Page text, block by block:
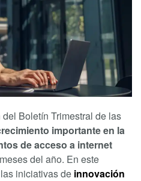
Boletín Trimestral de las
importante en la
de acceso a internet
del año. En este
iniciativas de innovación